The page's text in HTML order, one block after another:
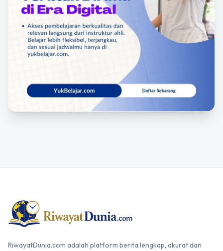
RiwayatDunia.com adalah platform berita lengkap, akurat dan